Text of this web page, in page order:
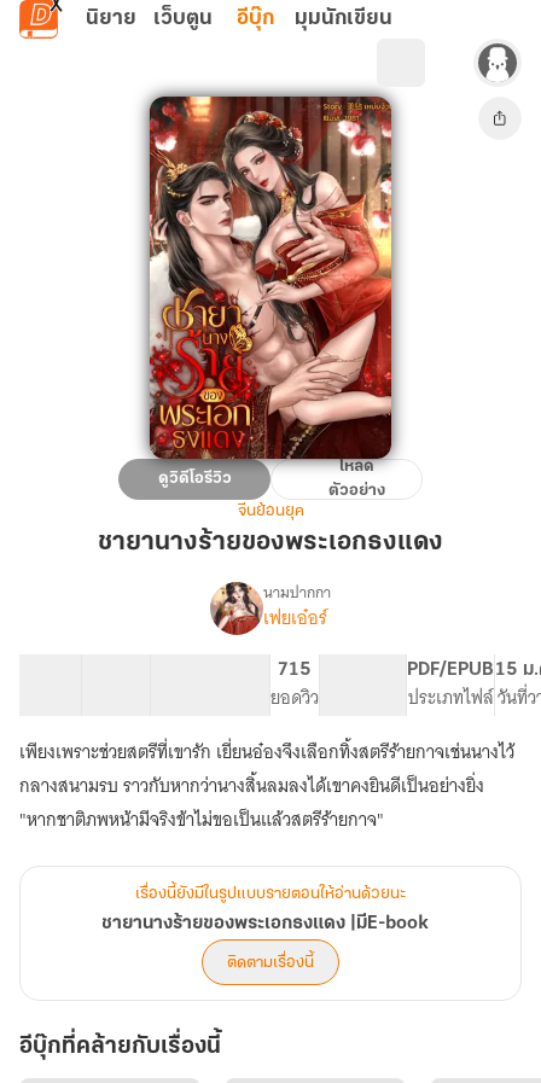
ข้ามไปยังเนื้อหาหลัก
นิยาย เว็บตูน อีบุ๊ก มุมนักเขียน
ชายา
นาง
ร้าย
พระเอก
ดูวิดีโอรีวิว
โหลด
ตัวอย่าง
จีนย้อนยุค
ชายานางร้ายของพระเอกธงแดง
เรื่อง
นาง
ร้าย
ของ
พระเอก
ธง
แดง
|
มีE-
นามปากกา
เฟยเอ๋อร์
715
ยอดวิว
PDF/EPUB
ประเภทไฟล์
15 ม
วันที่ว
เพียงเพราะช่วยสตรีที่เขารัก เยี่ยนอ๋องจึงเลือกทิ้งสตรีร้ายกาจเช่นนางไว้
กลางสนามรบ ราวกับหากว่านางสิ้นลมลงได้เขาคงยินดีเป็นอย่างยิ่ง
"หากชาติภพหน้ามีจริงข้าไม่ขอเป็นแล้วสตรีร้ายกาจ"
เรื่องนี้ยังมีในรูปแบบรายตอนให้อ่านด้วยนะ
ชายานางร้ายของพระเอกธงแดง |มีE-book
ติดตามเรื่องนี้
อีบุ๊กที่คล้ายกับเรื่องนี้